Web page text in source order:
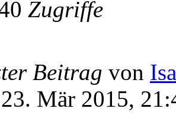
Zugriffe
Beitrag von
Mär 2015,